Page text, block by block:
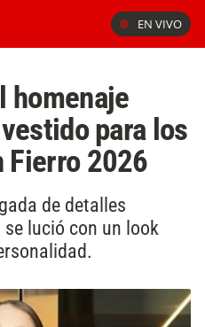
EN VIVO
homenaje
para los
2026
de detalles
lució con un look